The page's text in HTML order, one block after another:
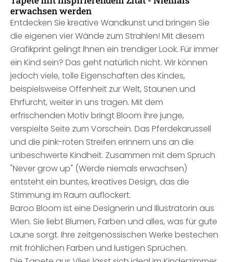
erwachsen werden
Entdecken Sie kreative Wandkunst und bringen Sie
die eigenen vier Wände zum Strahlen! Mit diesem
Grafikprint gelingt Ihnen ein trendiger Look. Für immer
ein Kind sein? Das geht natürlich nicht. Wir können
jedoch viele, tolle Eigenschaften des Kindes,
beispielsweise Offenheit zur Welt, Staunen und
Ehrfurcht, weiter in uns tragen. Mit dem
erfrischenden Motiv bringt Bloom ihre junge,
verspielte Seite zum Vorschein. Das Pferdekarussell
und die pink-roten Streifen erinnern uns an die
unbeschwerte Kindheit. Zusammen mit dem Spruch
"Never grow up" (Werde niemals erwachsen)
entsteht ein buntes, kreatives Design, das die
Stimmung im Raum auflockert.
Baroo Bloom ist eine Designerin und Illustratorin aus
Wien. Sie liebt Blumen, Farben und alles, was für gute
Laune sorgt. Ihre zeitgenössischen Werke bestechen
mit fröhlichen Farben und lustigen Sprüchen.